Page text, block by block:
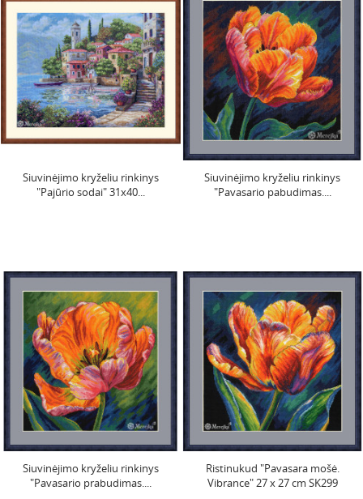
Siuvinėjimo kryželiu rinkinys
"Pajūrio sodai" 31x40...
Siuvinėjimo kryželiu rinkinys
"Pavasario pabudimas....
Siuvinėjimo kryželiu rinkinys
"Pavasario prabudimas....
Ristinukud "Pavasara mošė.
Vibrance" 27 x 27 cm SK299